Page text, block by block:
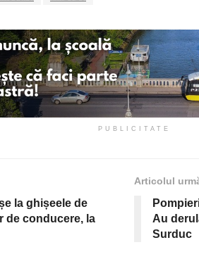
PUBLICITATE
la ghișeele de
de conducere, la
Articolul
Au
Surduc